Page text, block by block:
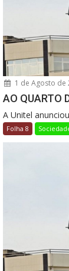
1 de Agosto de
AO QUARTO
A Unitel
Folha 8